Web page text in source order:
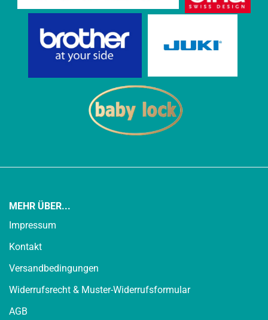
MEHR ÜBER...
Impressum
Kontakt
Versandbedingungen
Widerrufsrecht & Muster-Widerrufsformular
AGB